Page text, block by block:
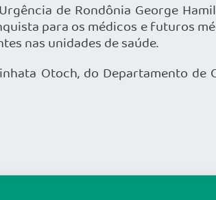
de Rondônia George
para os médicos e futuros
nas unidades de saúde.
Otoch, do Departamento de